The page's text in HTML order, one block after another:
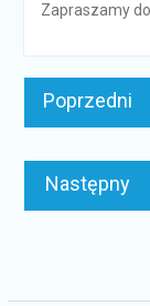
Zapraszamy do
Nawigacja
wpisu
Poprzedni
Następny